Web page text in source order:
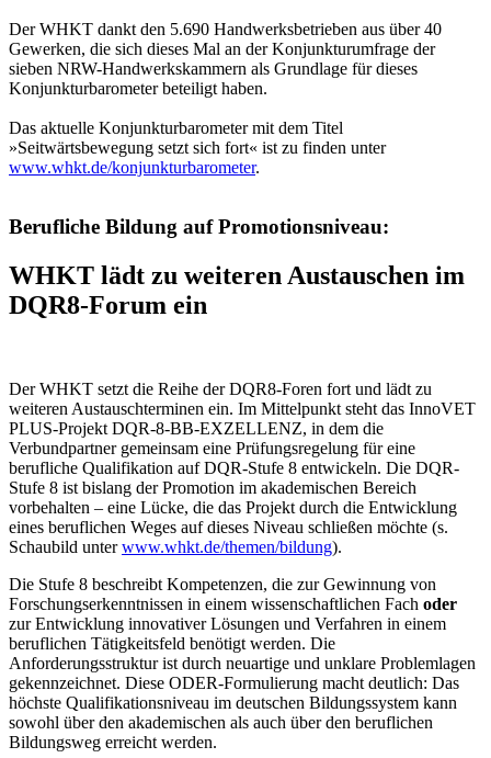
Der WHKT dankt den 5.690 Handwerksbetrieben aus über 40
Gewerken, die sich dieses Mal an der Konjunkturumfrage der
sieben NRW-Handwerkskammern als Grundlage für dieses
Konjunkturbarometer beteiligt haben.
Das aktuelle Konjunkturbarometer mit dem Titel
»Seitwärtsbewegung setzt sich fort« ist zu finden unter
www.whkt.de/konjunkturbarometer.
Berufliche Bildung auf Promotionsniveau:
WHKT lädt zu weiteren Austauschen im
DQR8-Forum ein
Der WHKT setzt die Reihe der DQR8-Foren fort und lädt zu
weiteren Austauschterminen ein. Im Mittelpunkt steht das InnoVET
PLUS-Projekt DQR-8-BB-EXZELLENZ, in dem die
Verbundpartner gemeinsam eine Prüfungsregelung für eine
berufliche Qualifikation auf DQR-Stufe 8 entwickeln. Die DQR-
Stufe 8 ist bislang der Promotion im akademischen Bereich
vorbehalten – eine Lücke, die das Projekt durch die Entwicklung
eines beruflichen Weges auf dieses Niveau schließen möchte (s.
Schaubild unterwww.whkt.de/themen/bildung).
Die Stufe 8 beschreibt Kompetenzen, die zur Gewinnung von
Forschungserkenntnissen in einem wissenschaftlichen Fach oder
zur Entwicklung innovativer Lösungen und Verfahren in einem
beruflichen Tätigkeitsfeld benötigt werden. Die
Anforderungsstruktur ist durch neuartige und unklare Problemlagen
gekennzeichnet. Diese ODER-Formulierung macht deutlich: Das
höchste Qualifikationsniveau im deutschen Bildungssystem kann
sowohl über den akademischen als auch über den beruflichen
Bildungsweg erreicht werden.